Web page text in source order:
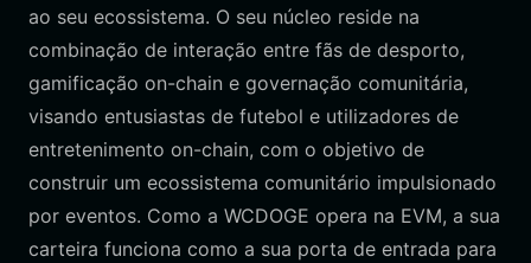
ao seu ecossistema. O seu núcleo reside na
combinação de interação entre fãs de desporto,
gamificação on-chain e governação comunitária,
visando entusiastas de futebol e utilizadores de
entretenimento on-chain, com o objetivo de
construir um ecossistema comunitário impulsionado
por eventos. Como a WCDOGE opera na EVM, a sua
carteira funciona como a sua porta de entrada para